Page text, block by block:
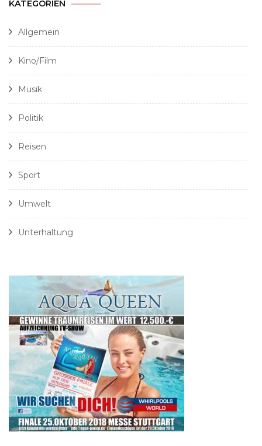
KATEGORIEN
Allgemein
Kino/Film
Musik
Politik
Reisen
Sport
Umwelt
Unterhaltung